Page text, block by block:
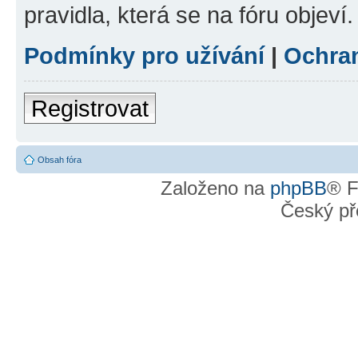
pravidla, která se na fóru objeví.
Podmínky pro užívání|
Registrovat
Obsah fóra
Založeno na phpBB®
Český